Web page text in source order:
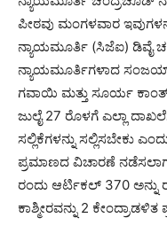
ಪೀಠವು ಮಂಗಳವಾರ
ನ್ಯಾಯಮೂರ್ತಿ (ಸಿಜೆಐ) ಡಿವೈ
ನ್ಯಾಯಮೂರ್ತಿಗಳಾದ
ಗವಾಯಿ ಮತ್ತು ಸೂರ್ಯ
ಜುಲೈ 27 ರೊಳಗೆ ಎಲ್ಲಾ
ಸಲ್ಲಿಕೆಗಳನ್ನು ಸಲ್ಲಿಸಬೇಕು
ಪ್ರಮಾಣದ ವಿಚಾರಣೆ
ರಂದು ಆರ್ಟಿಕಲ್ 370 ಅನ್ನು
ಕಾಶ್ಮೀರವನ್ನು 2